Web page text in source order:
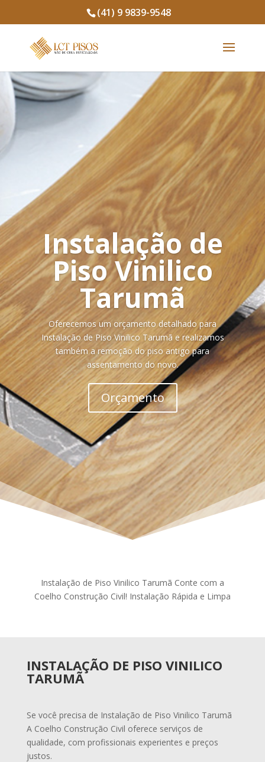
(41) 9 9839-9548
Instalação de
Piso Vinilico
Tarumã
Oferecemos um orçamento detalhado para
Instalação de Piso Vinilico Tarumã e realizamos
também a remoção do piso antigo para
assentamento do novo.
Orçamento
Instalação de Piso Vinilico Tarumã Conte com a
Coelho Construção Civil! Instalação Rápida e Limpa
INSTALAÇÃO DE PISO VINILICO
TARUMÃ
Se você precisa de Instalação de Piso Vinilico Tarumã
A Coelho Construção Civil oferece serviços de
qualidade, com profissionais experientes e preços
justos.